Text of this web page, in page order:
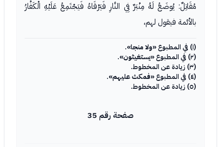
مُقَاتِلٌ: يُوضَعُ لَهُ مِنْبَرٌ فِي النَّارِ فَيَرْقَاهُ فَيَجْتَمِعُ عَلَيْهِ الْكَفَّارُ
بالأئمة فيقول لهم،
(١) في المطبوع «ولا منجا».
(٢) في المطبوع
«يستغيثون».
(٣) زيادة عن المخطوط.
(٤) في المطبوع
«فمكث عليهم».
(٥) زيادة عن المخطوط.
صفحة رقم 35